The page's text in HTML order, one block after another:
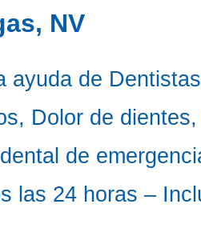
NV
ayuda de
Dolor de
de
las 24 horas –